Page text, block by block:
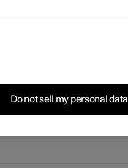
Do not sell my personal data